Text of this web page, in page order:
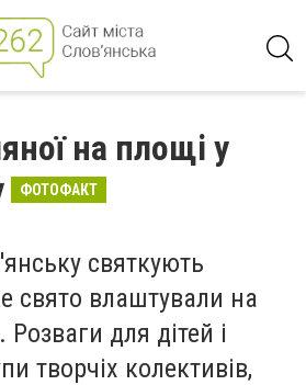
на площі у
ФОТОФАКТ
святкують
свято влаштували на
для дітей і
творчіх колективів,